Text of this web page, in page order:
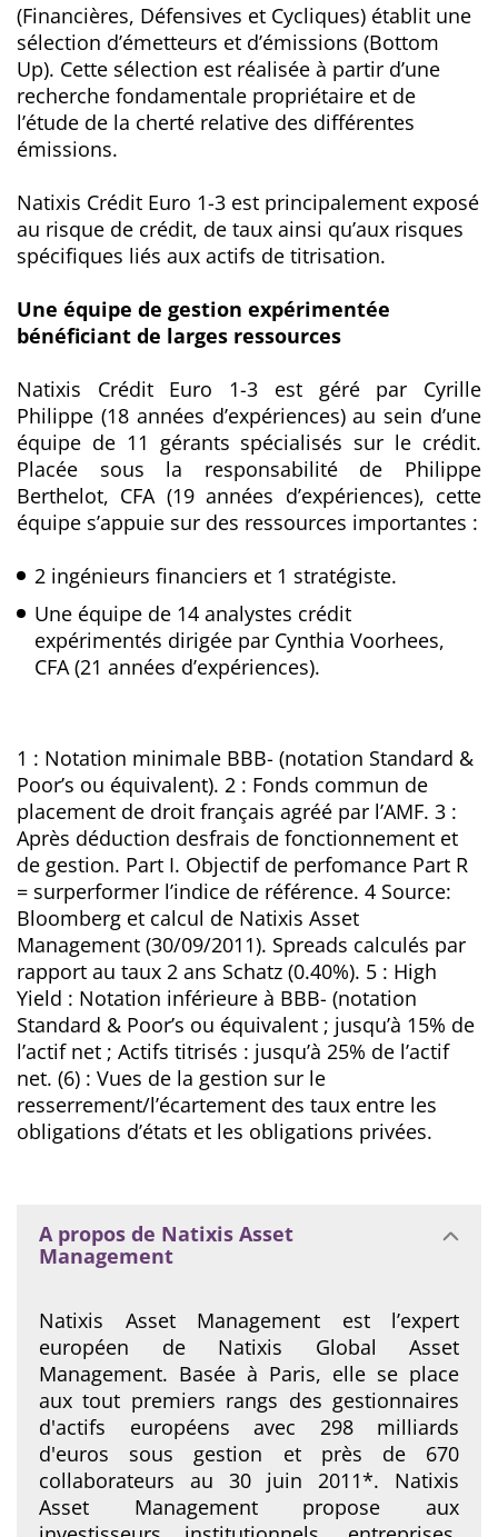
(Financières, Défensives et Cycliques) établit une
sélection d’émetteurs et d’émissions (Bottom
Up). Cette sélection est réalisée à partir d’une
recherche fondamentale propriétaire et de
l’étude de la cherté relative des différentes
émissions.
Natixis Crédit Euro 1-3 est principalement exposé
au risque de crédit, de taux ainsi qu’aux risques
spécifiques liés aux actifs de titrisation.
Une équipe de gestion expérimentée
bénéficiant de larges ressources
Natixis Crédit Euro 1-3 est géré par Cyrille
Philippe (18 années d’expériences) au sein d’une
équipe de 11 gérants spécialisés sur le crédit.
Placée sous la responsabilité de Philippe
Berthelot, CFA (19 années d’expériences), cette
équipe s’appuie sur des ressources importantes :
2 ingénieurs financiers et 1 stratégiste.
Une équipe de 14 analystes crédit
expérimentés dirigée par Cynthia Voorhees,
CFA (21 années d’expériences).
1 : Notation minimale BBB- (notation Standard &
Poor’s ou équivalent). 2 : Fonds commun de
placement de droit français agréé par l’AMF. 3 :
Après déduction desfrais de fonctionnement et
de gestion. Part I. Objectif de perfomance Part R
= surperformer l’indice de référence. 4 Source:
Bloomberg et calcul de Natixis Asset
Management (30/09/2011). Spreads calculés par
rapport au taux 2 ans Schatz (0.40%). 5 : High
Yield : Notation inférieure à BBB- (notation
Standard & Poor’s ou équivalent ; jusqu’à 15% de
l’actif net ; Actifs titrisés : jusqu’à 25% de l’actif
net. (6) : Vues de la gestion sur le
resserrement/l’écartement des taux entre les
obligations d’états et les obligations privées.
A propos de Natixis Asset
Management
Natixis Asset Management est l’expert
européen de Natixis Global Asset
Management. Basée à Paris, elle se place
aux tout premiers rangs des gestionnaires
d'actifs européens avec 298 milliards
d'euros sous gestion et près de 670
collaborateurs au 30 juin 2011*. Natixis
Asset Management propose aux